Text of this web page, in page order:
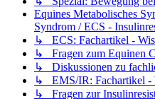
Equines Metabolisches
Syndrom / ECS -
↳ ECS: Fachartikel -
↳ Fragen zum Equinen
↳ Diskussionen zu
↳ EMS/IR: Fachartikel -
↳ Fragen zur